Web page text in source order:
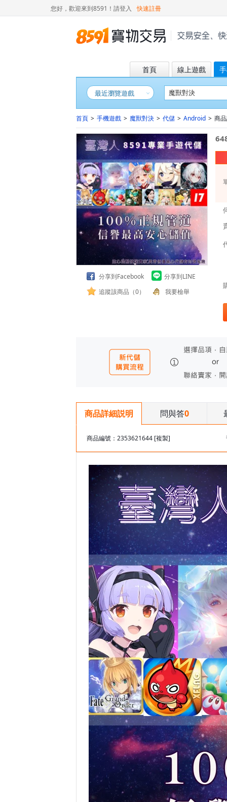
您好，歡迎來到8591！ 請登入 快速註冊
首頁 線上遊戲
最近瀏覽遊戲
首頁 > 手機遊戲 > 魔獸對決 > 代儲 > Android > 商
分享到Facebook
分享到LINE
追蹤該商品（0）
我要檢舉
商品詳細説明 問與答0
商品編號：2353621644 [複製]